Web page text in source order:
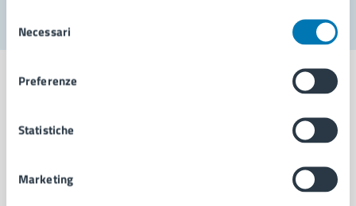
delNecessari
Preferenze
Statistiche
Marketing
Comune di Napoli
AMMINISTRAZIONE